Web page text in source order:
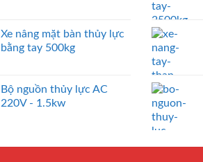
Xe nâng mặt bàn thủy lực
bằng tay 500kg
Bộ nguồn thủy lực AC
220V - 1.5kw